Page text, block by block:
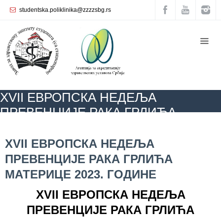
studentska.poliklinika@zzzzsbg.rs
XVII ЕВРОПСКА НЕДЕЉА
ПРЕВЕНЦИЈЕ РАКА ГРЛИЋА
ГОДИНЕ
XVII ЕВРОПСКА НЕДЕЉА
ПРЕВЕНЦИЈЕ РАКА ГРЛИЋА
МАТЕРИЦЕ 2023. ГОДИНЕ
XVII ЕВРОПСКА НЕДЕЉА
ПРЕВЕНЦИЈЕ РАКА ГРЛИЋА
Почетна
O
нама
организација
Служба
опште
здравствену
заштиту